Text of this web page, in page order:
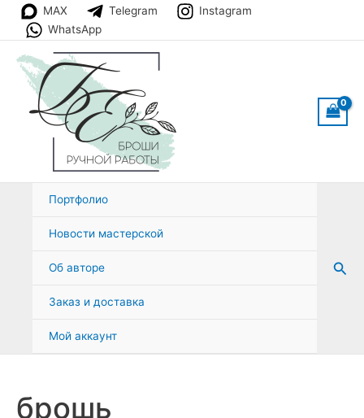
Перейти
содержимому
MAX Telegram
Instagram
WhatsApp
Портфолио
Новости мастерской
Об авторе
Заказ и доставка
Мой аккаунт
брошь